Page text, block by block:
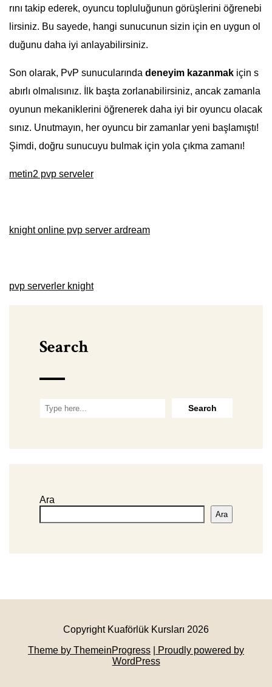
rını takip ederek, oyuncu topluluğunun görüşlerini öğrenebi
lirsiniz. Bu sayede, hangi sunucunun sizin için en uygun ol
duğunu daha iyi anlayabilirsiniz.
Son olarak, PvP sunucularında deneyim kazanmak için s
abırlı olmalısınız. İlk başta zorlanabilirsiniz, ancak zamanla
oyunun mekaniklerini öğrenerek daha iyi bir oyuncu olacak
sınız. Unutmayın, her oyuncu bir zamanlar yeni başlamıştı!
Şimdi, doğru sunucuyu bulmak için yola çıkma zamanı!
metin2 pvp serveler
knight online pvp server ardream
pvp serverler knight
Search
Ara
Ara
Copyright Kuaförlük Kursları 2026
Theme by ThemeinProgress
| Proudly powered by
WordPress